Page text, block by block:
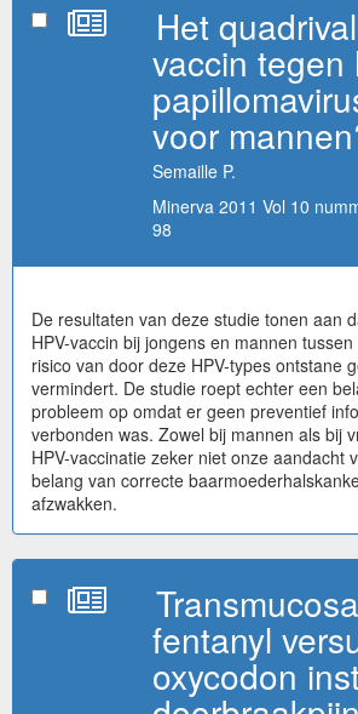
Het
vaccin tegen
voor
Semaille P.
Minerva 2011 Vol 10
98
De resultaten van deze studie tonen aan
HPV-vaccin bij jongens en mannen
risico van door deze HPV-types ontstane
vermindert. De studie roept echter een
probleem op omdat er geen preventief
verbonden was. Zowel bij mannen als bij
HPV-vaccinatie zeker niet onze aandacht
belang van correcte
afzwakken.
fentanyl
oxycodon